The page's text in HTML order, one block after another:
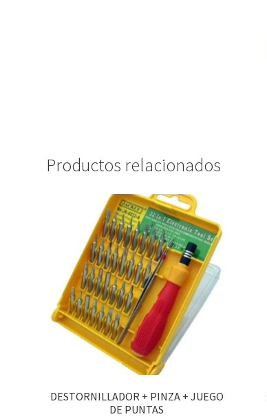
Productos relacionados
DESTORNILLADOR + PINZA + JUEGO
DE PUNTAS